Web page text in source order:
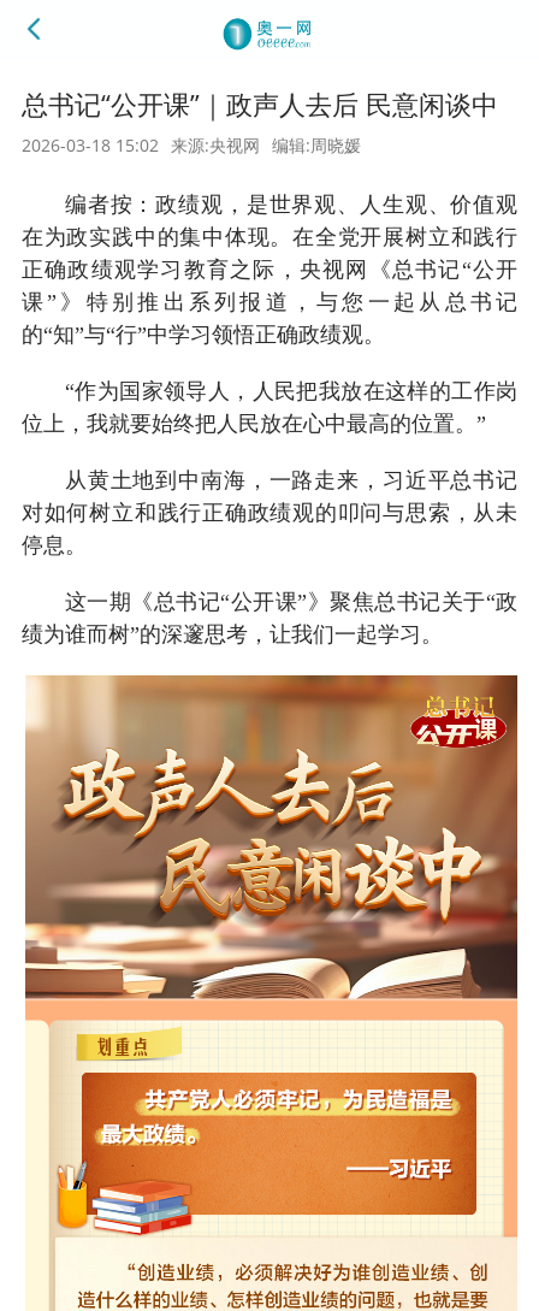
总书记“公开课”｜政声人去后 民意闲谈中
2026-03-18 15:02 来源:央视网 编辑:周晓媛
编者按：政绩观，是世界观、人生观、价值观
在为政实践中的集中体现。在全党开展树立和践行
正确政绩观学习教育之际，央视网《总书记“公开
课”》特别推出系列报道，与您一起从总书记
的“知”与“行”中学习领悟正确政绩观。
“作为国家领导人，人民把我放在这样的工作岗
位上，我就要始终把人民放在心中最高的位置。”
从黄土地到中南海，一路走来，习近平总书记
对如何树立和践行正确政绩观的叩问与思索，从未
停息。
这一期《总书记“公开课”》聚焦总书记关于“政
绩为谁而树”的深邃思考，让我们一起学习。